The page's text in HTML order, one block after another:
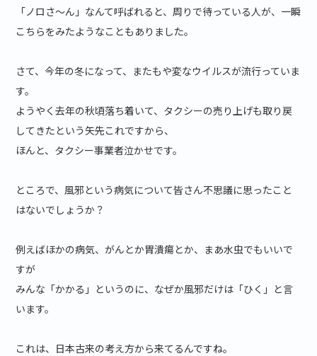
「ノロさ～ん」なんて呼ばれると、周りで待っている人が、一瞬
こちらをみたようなこともありました。
さて、今年の冬になって、またもや変なウイルスが流行っていま
す。
ようやく去年の秋頃落ち着いて、タクシーの売り上げも取り戻
してきたという矢先これですから、
ほんと、タクシー事業者泣かせです。
ところで、風邪という病気について皆さん不思議に思ったこと
はないでしょうか？
例えばほかの病気、がんとか胃潰瘍とか、まあ水虫でもいいで
すが
みんな「かかる」というのに、なぜか風邪だけは「ひく」と言
います。
これは、日本古来の考え方から来てるんですね。